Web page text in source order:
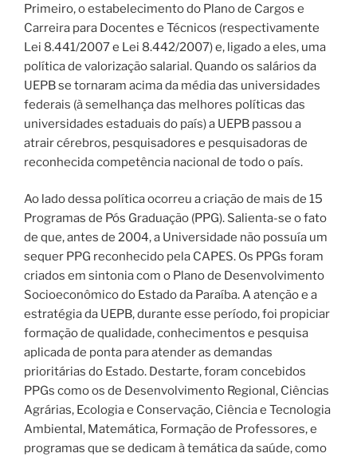
Primeiro, o estabelecimento do Plano de Cargos e
Carreira para Docentes e Técnicos (respectivamente
Lei 8.441/2007 e Lei 8.442/2007) e, ligado a eles, uma
política de valorização salarial. Quando os salários da
UEPB se tornaram acima da média das universidades
federais (à semelhança das melhores políticas das
universidades estaduais do país) a UEPB passou a
atrair cérebros, pesquisadores e pesquisadoras de
reconhecida competência nacional de todo o país.
Ao lado dessa política ocorreu a criação de mais de 15
Programas de Pós Graduação (PPG). Salienta-se o fato
de que, antes de 2004, a Universidade não possuía um
sequer PPG reconhecido pela CAPES. Os PPGs foram
criados em sintonia com o Plano de Desenvolvimento
Socioeconômico do Estado da Paraíba. A atenção e a
estratégia da UEPB, durante esse período, foi propiciar
formação de qualidade, conhecimentos e pesquisa
aplicada de ponta para atender as demandas
prioritárias do Estado. Destarte, foram concebidos
PPGs como os de Desenvolvimento Regional, Ciências
Agrárias, Ecologia e Conservação, Ciência e Tecnologia
Ambiental, Matemática, Formação de Professores, e
programas que se dedicam à temática da saúde, como